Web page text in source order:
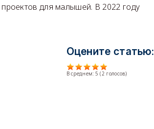
для малышей. В 2022 году
Оцените статью:
В среднем: 5 (2 голосов)